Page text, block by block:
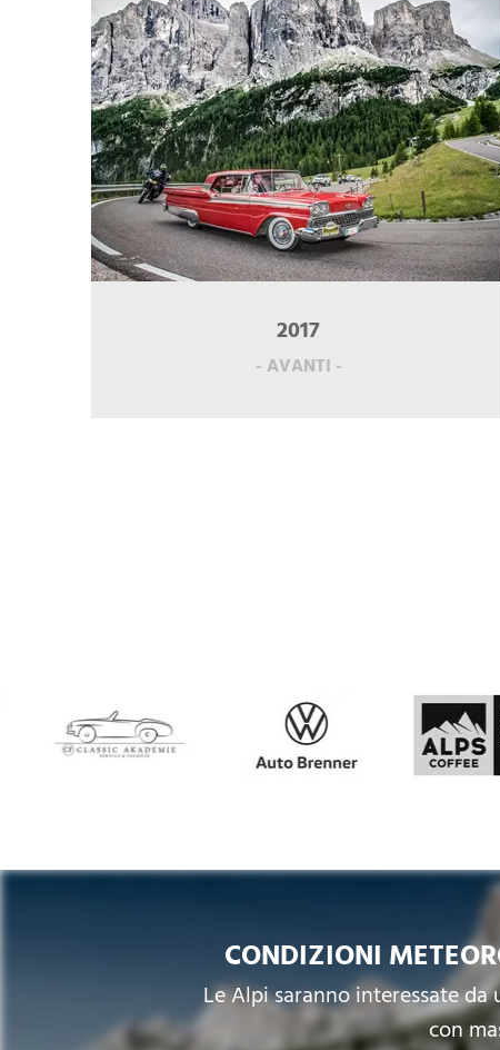
2017
- AVANTI -
CONDIZIONI
Le Alpi saranno interessate
con